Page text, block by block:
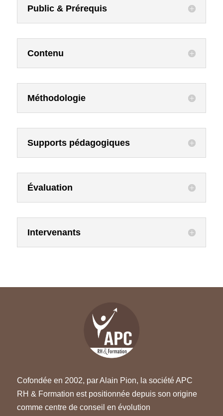
Public & Prérequis
Contenu
Méthodologie
Supports pédagogiques
Évaluation
Intervenants
Cofondée en 2002, par Alain Pion, la société APC
RH & Formation est positionnée depuis son origine
comme centre de conseil en évolution